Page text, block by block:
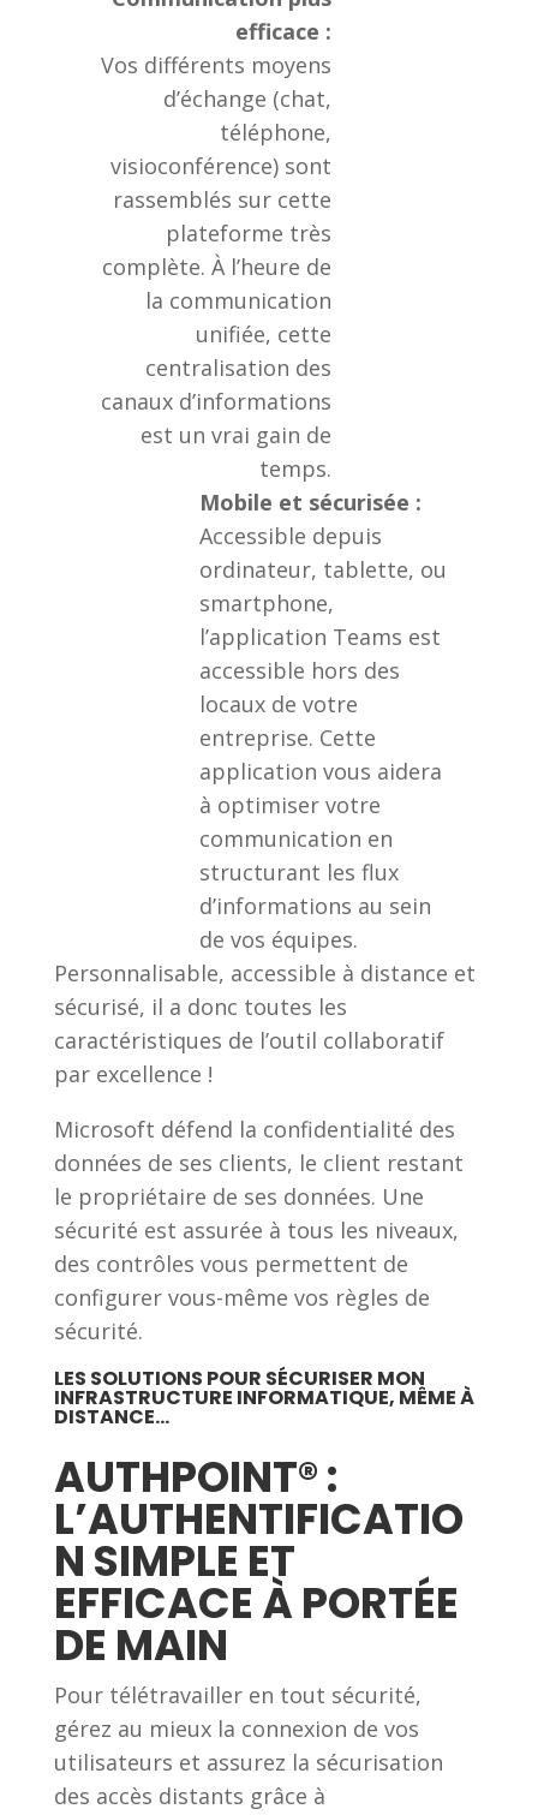
efficace :
Vos différents moyens
d’échange (chat,
téléphone,
visioconférence) sont
rassemblés sur cette
plateforme très
complète. À l’heure de
la communication
unifiée, cette
centralisation des
canaux d’informations
est un vrai gain de
temps.
Mobile et sécurisée :
Accessible depuis
ordinateur, tablette, ou
smartphone,
l’application Teams est
accessible hors des
locaux de votre
entreprise. Cette
application vous aidera
à optimiser votre
communication en
structurant les flux
d’informations au sein
de vos équipes.
Personnalisable, accessible à distance et
sécurisé, il a donc toutes les
caractéristiques de l’outil collaboratif
par excellence !
Microsoft défend la confidentialité des
données de ses clients, le client restant
le propriétaire de ses données. Une
sécurité est assurée à tous les niveaux,
des contrôles vous permettent de
configurer vous-même vos règles de
sécurité.
LES SOLUTIONS POUR SÉCURISER MON
INFRASTRUCTURE INFORMATIQUE, MÊME À
DISTANCE…
AUTHPOINT® :
L’AUTHENTIFICATIO
N SIMPLE ET
EFFICACE À PORTÉE
DE MAIN
Pour télétravailler en tout sécurité,
gérez au mieux la connexion de vos
utilisateurs et assurez la sécurisation
des accès distants grâce à